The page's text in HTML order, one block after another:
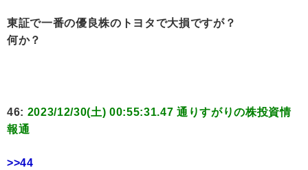
東証で一番の優良株のトヨタで大損ですが？
何か？
46: 2023/12/30(土) 00:55:31.47 通りすがりの株投資情
報通
>>44